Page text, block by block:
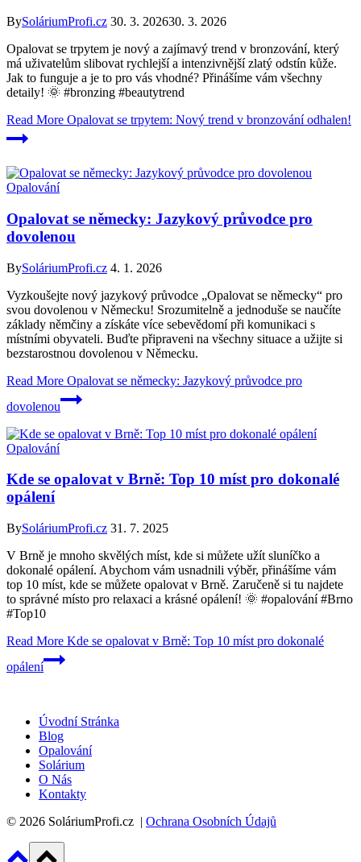
BySoláriumProfi.cz 30. 3. 202630. 3. 2026
Opalovat se trpytem je nový a zajímavý trend v bronzování, který
má uživatelům slibovat rychlejší a intenzivnější zlatý odstín kůže.
Jak to funguje a je to pro vás vhodné? Přinášíme vám všechny
detaily! 🌞 #bronzing #beautytrend
Read More Opalovat se trpytem: Nový trend v bronzování odhalen!
Opalování
Opalovat se německy: Jazykový průvodce pro
dovolenou
BySoláriumProfi.cz 4. 1. 2026
Vyzkoušejte nový jazykový průvodce „Opalovat se německy“ pro
svou dovolenou v Německu! Srozumitelně a jednoduše se naučíte
základy němčiny a získáte více sebevědomí při komunikaci s
místními obyvateli. Buďte připraveni na všechny situace a užijte si
bezstarostnou dovolenou v Německu.
Read More Opalovat se německy: Jazykový průvodce pro
dovolenou
Opalování
Kde se opalovat v Brně: Top 10 míst pro dokonalé
opálení
BySoláriumProfi.cz 31. 7. 2025
V Brně je mnoho skvělých míst, kde si můžete užít sluníčko a
dokonalé opálení. Abychom vám usnadnili výběr, přinášíme vám
top 10 míst, kde se můžete opalovat v Brně. Zaručeně si tu najdete
to správné místo pro relaxaci a krásné opálení! 🌞 #opalování #Brno
#Top10
Read More Kde se opalovat v Brně: Top 10 míst pro dokonalé
opálení
Úvodní Stránka
Blog
Opalování
Solárium
O Nás
Kontakty
© 2026 SoláriumProfi.cz | Ochrana Osobních Údajů